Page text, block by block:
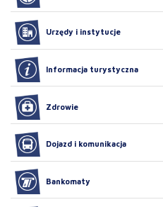
Urzędy i instytucje
Informacja turystyczna
Zdrowie
Dojazd i komunikacja
Bankomaty